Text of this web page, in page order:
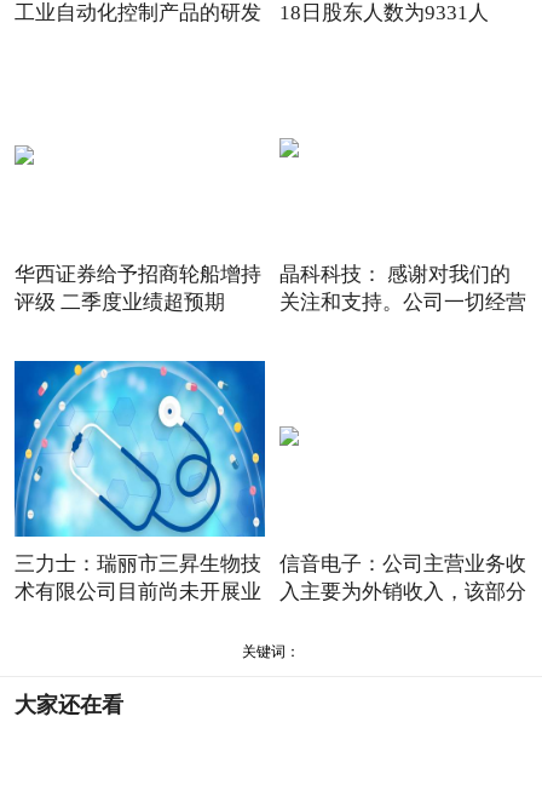
工业自动化控制产品的研发
18日股东人数为9331人
华西证券给予招商轮船增持
评级 二季度业绩超预期
晶科科技： 感谢对我们的
关注和支持。公司一切经营
三力士：瑞丽市三昇生物技
术有限公司目前尚未开展业
信音电子：公司主营业务收
入主要为外销收入，该部分
关键词：
大家还在看